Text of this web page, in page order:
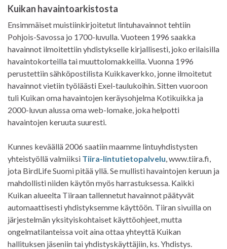
Kuikan havaintoarkistosta
Ensimmäiset muistiinkirjoitetut lintuhavainnot tehtiin
Pohjois-Savossa jo 1700-luvulla. Vuoteen 1996 saakka
havainnot ilmoitettiin yhdistykselle kirjallisesti, joko erilaisilla
havaintokorteilla tai muuttolomakkeilla. Vuonna 1996
perustettiin sähköpostilista Kuikkaverkko, jonne ilmoitetut
havainnot vietiin työläästi Exel-taulukoihin. Sitten vuoroon
tuli Kuikan oma havaintojen keräysohjelma Kotikuikka ja
2000-luvun alussa oma web-lomake, joka helpotti
havaintojen keruuta suuresti.
Kunnes keväällä 2006 saatiin maamme lintuyhdistysten
yhteistyöllä valmiiksi Tiira-lintutietopalvelu , www.tiira.fi,
jota BirdLife Suomi pitää yllä. Se mullisti havaintojen keruun ja
mahdollisti niiden käytön myös harrastuksessa. Kaikki
Kuikan alueelta Tiiraan tallennetut havainnot päätyvät
automaattisesti yhdistyksemme käyttöön. Tiiran sivuilla on
järjestelmän yksityiskohtaiset käyttöohjeet, mutta
ongelmatilanteissa voit aina ottaa yhteyttä Kuikan
hallituksen jäseniin tai yhdistyskäyttäjiin, ks. Yhdistys.